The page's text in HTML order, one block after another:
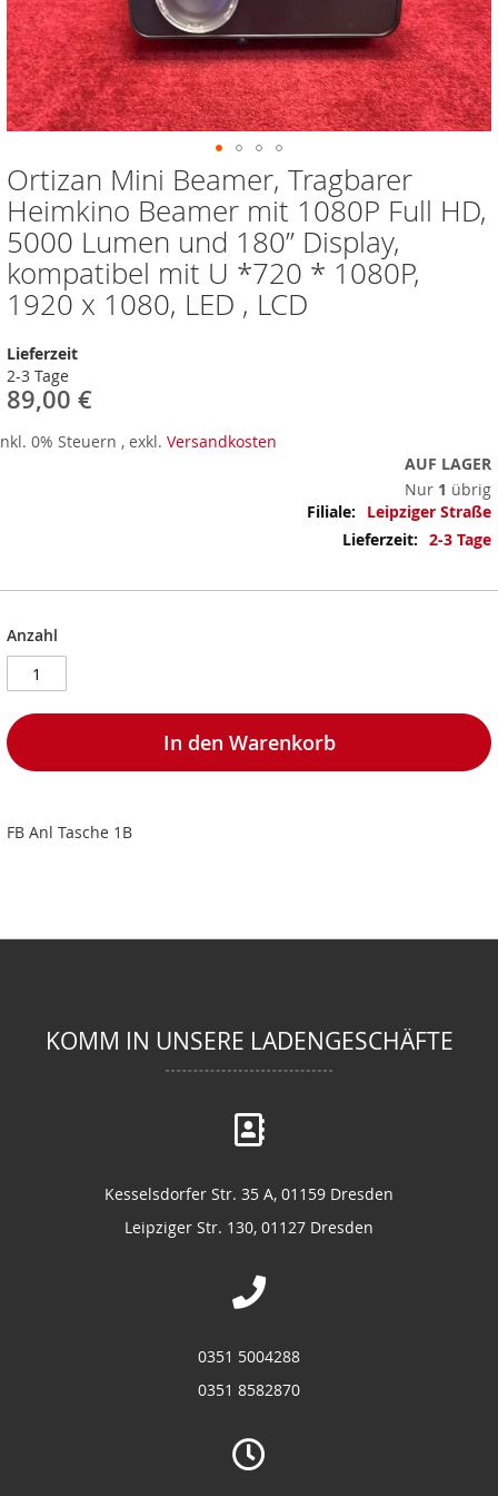
Ortizan Mini Beamer, Tragbarer
Heimkino Beamer mit 1080P Full HD,
5000 Lumen und 180” Display,
kompatibel mit U *720 * 1080P,
1920 x 1080, LED , LCD
Lieferzeit
2-3 Tage
89,00 €
0% Steuern , exkl. Versandkosten
AUF LAGER
Nur 1 übrig
Mehr
Informationen
Leipziger Straße
2-3 Tage
Anzahl
In den Warenkorb
FB Anl Tasche 1B
Zum
Anfang
der
Bildergalerie
springen
KOMM IN UNSERE LADENGESCHÄFTE
Kesselsdorfer Str. 35 A, 01159 Dresden
Leipziger Str. 130, 01127 Dresden
0351 5004288
0351 8582870